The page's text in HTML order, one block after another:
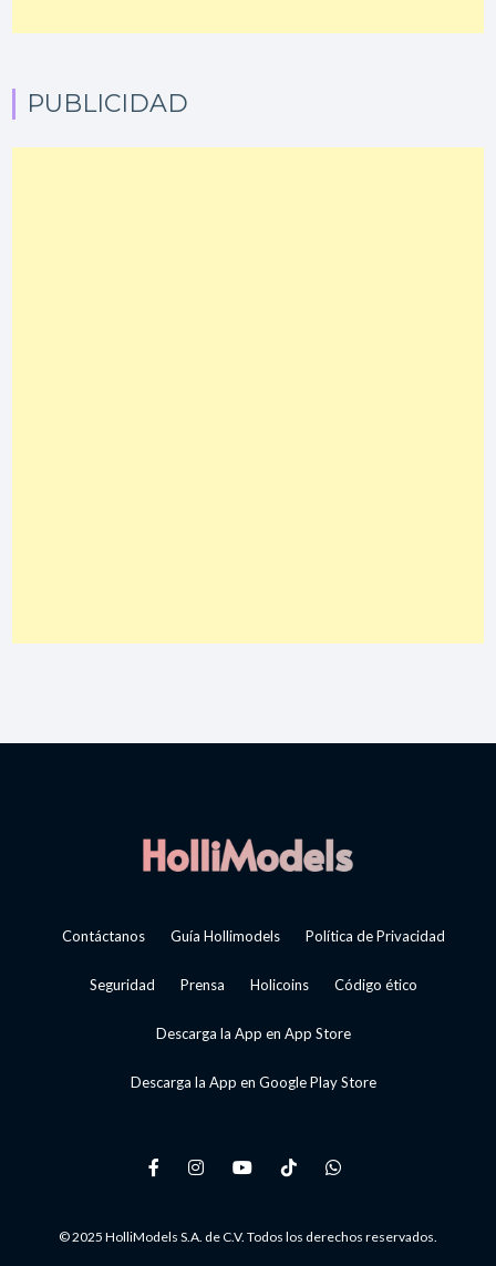
PUBLICIDAD
Contáctanos Guía Hollimodels Política de Privacidad
Seguridad Prensa Holicoins Código ético
Descarga la App en App Store
Descarga la App en Google Play Store
© 2025 HolliModels S.A. de C.V. Todos los derechos reservados.